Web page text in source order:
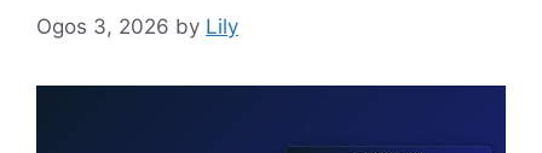
Ogos 3, 2026 by Lily